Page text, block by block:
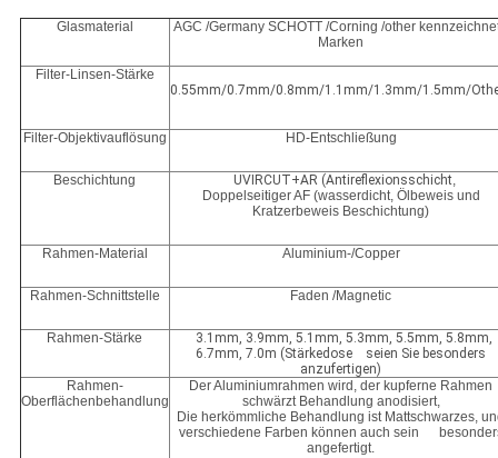
Glasmaterial
AGC /Germany SCHOTT /Corning /other
Marken
Filter-Linsen-Stärke
0.55mm/0.7mm/0.8mm/1.1mm/1.3mm/1.5mm/
Filter-Objektivauflösung HD-Entschließung
Beschichtung UVIRCUT+AR (Antireflexionsschicht,
Doppelseitiger AF (wasserdicht, Ölbeweis und
Kratzerbeweis Beschichtung)
Rahmen-Material Aluminium-/Copper
Rahmen-Schnittstelle Faden /Magnetic
Rahmen-Stärke
3.1mm, 3.9mm, 5.1mm, 5.3mm, 5.5mm, 5.8mm,
6.7mm, 7.0m (Stärkedose seien Sie besonders
anzufertigen)
Rahmen-
Oberflächenbehandlung
Der Aluminiumrahmen wird, der kupferne Rahmen
schwärzt Behandlung anodisiert,
Die herkömmliche Behandlung ist Mattschwarzes,
verschiedene Farben können auch sein
angefertigt.